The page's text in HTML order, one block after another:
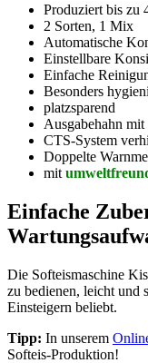
Produziert bis zu
2 Sorten, 1 Mix
Automatische
Einstellbare
Einfache
Besonders
platzsparend
Ausgabehahn
CTS-System
Doppelte
mit
Einfache
Die Softeismaschine
zu bedienen, leicht und
Einsteigern beliebt.
Tipp: In unserem
Softeis-Produktion!